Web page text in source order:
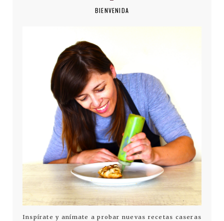
BIENVENIDA
Inspírate y anímate a probar nuevas recetas caseras